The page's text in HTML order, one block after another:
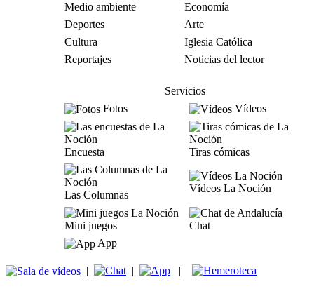
Medio ambiente
Economía
Deportes
Arte
Cultura
Iglesia Católica
Reportajes
Noticias del lector
Servicios
Fotos
Vídeos
Encuesta Tiras cómicas
Las Columnas
Vídeos La Noción
Mini juegos
Chat
App
| | |